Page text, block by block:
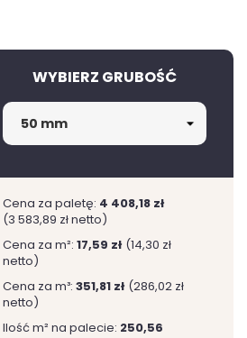
WYBIERZ GRUBOŚĆ
Cena za paletę: 4 408,18 zł
(3 583,89 zł netto)
Cena za m²: 17,59 zł (14,30 zł
netto)
Cena za m³: 351,81 zł (286,02 zł
netto)
Ilość m² na palecie: 250,56